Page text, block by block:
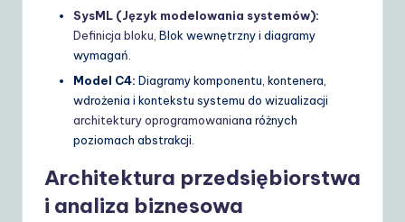
SysML (Język modelowania systemów):
Definicja bloku, Blok wewnętrzny i diagramy
wymagań.
Model C4: Diagramy komponentu, kontenera,
wdrożenia i kontekstu systemu do wizualizacji
architektury oprogramowaniana różnych
poziomach abstrakcji.
Architektura przedsiębiorstwa
i analiza biznesowa